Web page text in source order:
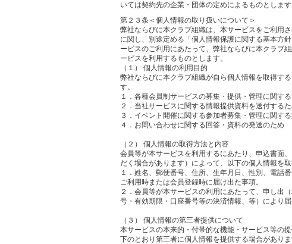
いては契約先の企業・団体の定めによるものとします
第２３条＜個人情報の取り扱いについて＞
弊社ならびに本クラブ組織は、本サービスをご利用
に関し、別途定める「個人情報保護に関する基本方
ービスのご利用にあたって、弊社ならびに本クラブ
ービスを利用するものとします。
（１） 個人情報の利用目的
弊社ならびに本クラブ組織が自ら個人情報を取得す
す。
１．各種会員制サービスの募集・提供・管理に関す
２．当社サービスに関する情報提供資料を送付する
３．イベント開催に関する参加者募集・管理に関す
４．お問い合わせに関する回答・資料の発送のため
（２） 個人情報の取得方法と内容
会員等が本サービスを利用するにあたり、申込書面
だく場合があります）によって、以下の個人情報を取
１．姓名、郵便番号、住所、生年月日、性別、電話
ご利用時または会員登録時に届け出た事項。
２．会員等が本サービスの利用にあたって、申し出
号・有効期限・口座番号等の決済情報、等）により届
（３） 個人情報の第三者提供について
本サービスの本来的・付帯的な機能・サービス等の
下のとおり第三者に個人情報を提供する場合がありま